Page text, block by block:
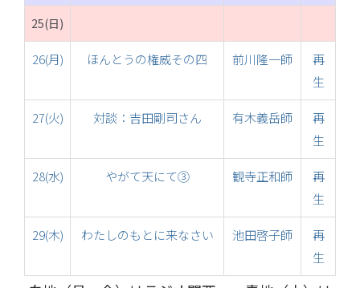
25(日)
26(月) ほんとうの権威その四 前川隆一師
再
生
27(火) 対談：吉田剛司さん 有木義岳師
再
生
28(水) やがて天にて③ 観寺正和師
再
生
29(木) わたしのもとに来なさい 池田啓子師
再
生